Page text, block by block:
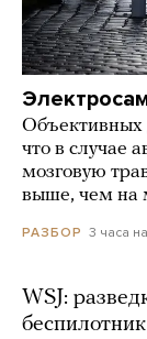
Объективных
что в случае
мозговую
выше, чем на
РАЗБОР 3 часа
WSJ: